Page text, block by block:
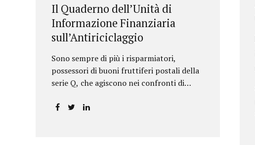
Il Quaderno dell’Unità di
Informazione Finanziaria
sull’Antiriciclaggio
Sono sempre di più i risparmiatori,
possessori di buoni fruttiferi postali della
serie Q, che agiscono nei confronti di